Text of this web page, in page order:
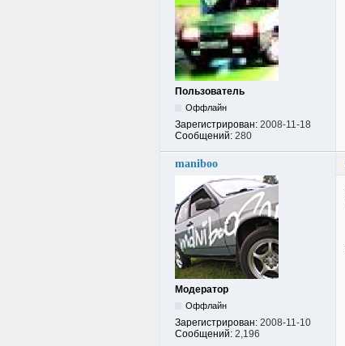
Пользователь
Оффлайн
Зарегистрирован: 2008-11-18
Сообщений: 280
maniboo
Модератор
Оффлайн
Зарегистрирован: 2008-11-10
Сообщений: 2,196